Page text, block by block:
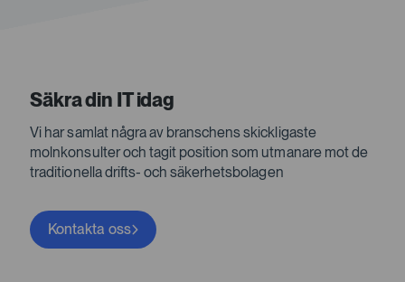
Säkra din IT idag
Vi har samlat några av branschens skickligaste
molnkonsulter och tagit position som utmanare mot de
traditionella drifts- och säkerhetsbolagen
Kontakta oss